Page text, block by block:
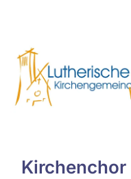
Kirchenchor